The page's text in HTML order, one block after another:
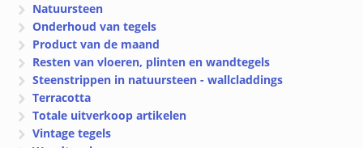
Natuursteen
Onderhoud van tegels
Product van de maand
Resten van vloeren, plinten en wandtegels
Steenstrippen in natuursteen - wallcladdings
Terracotta
Totale uitverkoop artikelen
Vintage tegels